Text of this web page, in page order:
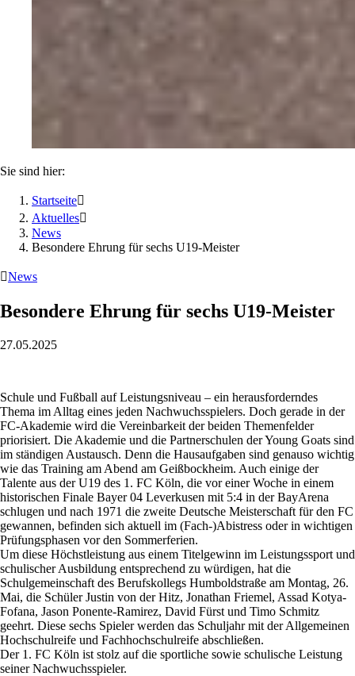
Sie sind hier:
Startseite
Aktuelles
News
Besondere Ehrung für sechs U19-Meister
News
Besondere Ehrung für sechs U19-Meister
27.05.2025
Schule und Fußball auf Leistungsniveau – ein herausforderndes
Thema im Alltag eines jeden Nachwuchsspielers. Doch gerade in der
FC-Akademie wird die Vereinbarkeit der beiden Themenfelder
priorisiert. Die Akademie und die Partnerschulen der Young Goats sind
im ständigen Austausch. Denn die Hausaufgaben sind genauso wichtig
wie das Training am Abend am Geißbockheim. Auch einige der
Talente aus der U19 des 1. FC Köln, die vor einer Woche in einem
historischen Finale Bayer 04 Leverkusen mit 5:4 in der BayArena
schlugen und nach 1971 die zweite Deutsche Meisterschaft für den FC
gewannen, befinden sich aktuell im (Fach-)Abistress oder in wichtigen
Prüfungsphasen vor den Sommerferien.
Um diese Höchstleistung aus einem Titelgewinn im Leistungssport und
schulischer Ausbildung entsprechend zu würdigen, hat die
Schulgemeinschaft des Berufskollegs Humboldstraße am Montag, 26.
Mai, die Schüler Justin von der Hitz, Jonathan Friemel, Assad Kotya-
Fofana, Jason Ponente-Ramirez, David Fürst und Timo Schmitz
geehrt. Diese sechs Spieler werden das Schuljahr mit der Allgemeinen
Hochschulreife und Fachhochschulreife abschließen.
Der 1. FC Köln ist stolz auf die sportliche sowie schulische Leistung
seiner Nachwuchsspieler.